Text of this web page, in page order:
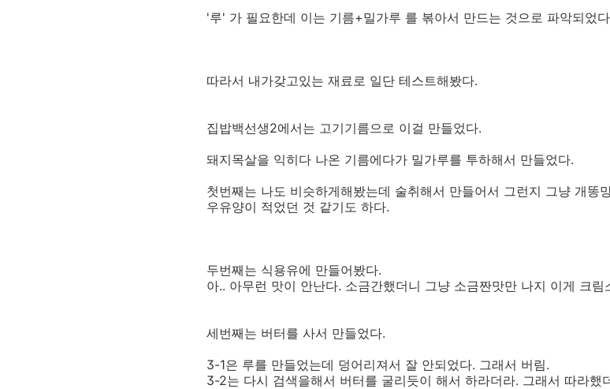
'루' 가 필요한데 이는 기름+밀가루 를 볶아서 만드는 것으로 파악되었
따라서 내가갖고있는 재료로 일단 테스트해봤다.
집밥백선생2에서는 고기기름으로 이걸 만들었다.
돼지목살을 익히다 나온 기름에다가 밀가루를 투하해서 만들었다.
첫번째는 나도 비슷하게해봤는데 술취해서 만들어서 그런지 그냥 개똥
우유양이 적었던 것 같기도 하다.
두번째는 식용유에 만들어봤다.
아.. 아무런 맛이 안난다. 소금간했더니 그냥 소금짠맛만 나지 이게 크림
세번째는 버터를 사서 만들었다.
3-1은 루를 만들었는데 덩어리져서 잘 안되었다. 그래서 버림.
3-2는 다시 검색을해서 버터를 굴리듯이 해서 하라더라. 그래서 따라했